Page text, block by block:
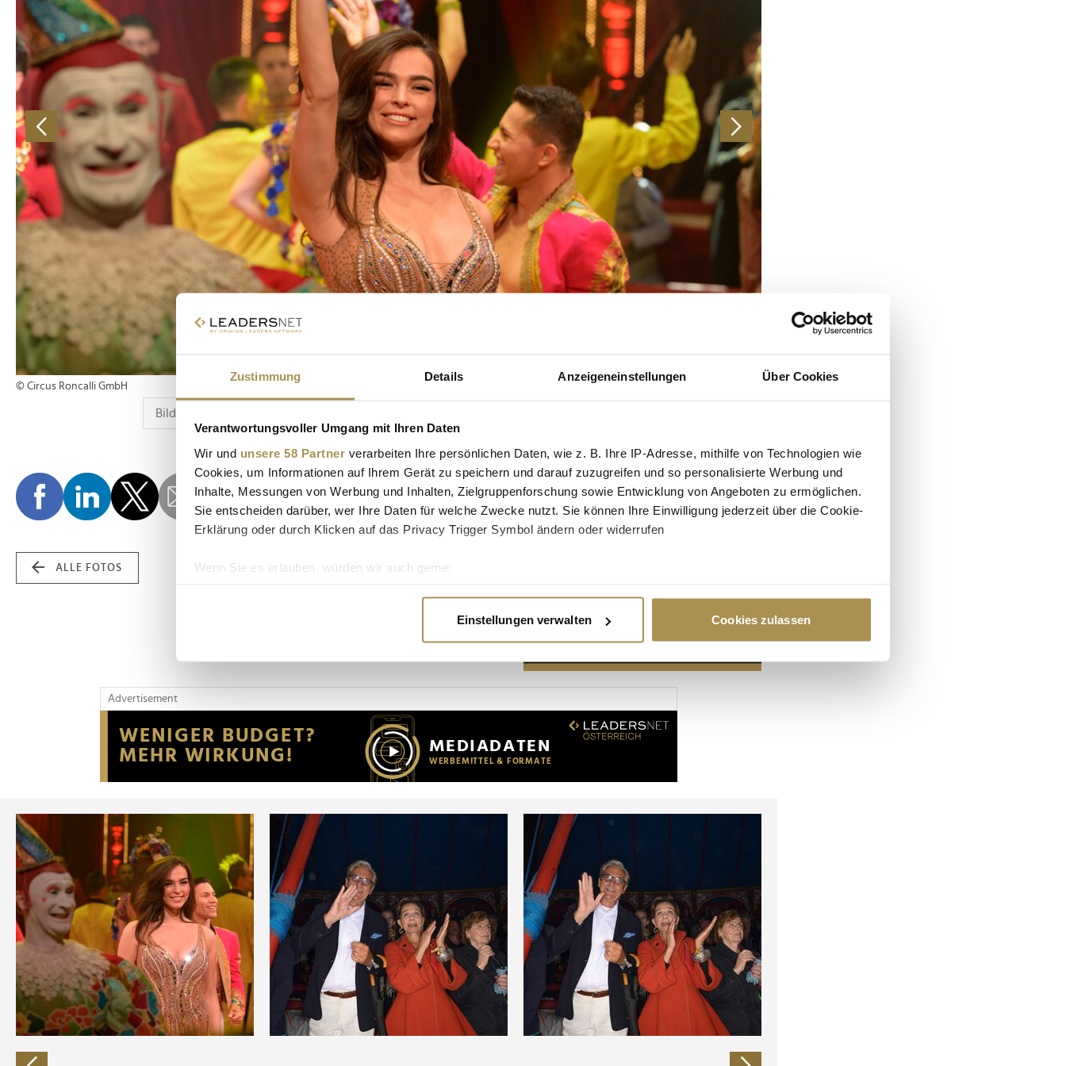
Zustimmung Details Anzeigeneinstellungen Über Cookies
Verantwortungsvoller Umgang mit Ihren Daten
Wir und unsere 58 Partner verarbeiten Ihre persönlichen Daten, wie z. B. Ihre IP-Adresse, mithilfe von Technologien wie
Cookies, um Informationen auf Ihrem Gerät zu speichern und darauf zuzugreifen und so personalisierte Werbung und
Inhalte, Messungen von Werbung und Inhalten, Zielgruppenforschung sowie Entwicklung von Angeboten zu ermöglichen.
Sie entscheiden darüber, wer Ihre Daten für welche Zwecke nutzt. Sie können Ihre Einwilligung jederzeit über die Cookie-
Erklärung oder durch Klicken auf das Privacy Trigger Symbol ändern oder widerrufen
Wenn Sie es erlauben, würden wir auch gerne:
Erfahren Sie mehr darüber, wie Ihre persönlichen Daten verarbeitet werden, und legen Sie Ihre Präferenzen im
Wir verwenden Cookies, um Inhalte und Anzeigen zu personalisieren, Funktionen für soziale Medien anbieten zu können
Website an unsere Partner für soziale Medien, Werbung und Analysen weiter. Unsere Partner führen diese Informationen
möglicherweise mit weiteren Daten zusammen, die Sie ihnen bereitgestellt haben oder die sie im Rahmen Ihrer Nutzung
der Dienste gesammelt haben.
Einstellungen verwalten Cookies zulassen
© Circus Roncalli GmbH
ALLE FOTOS
Advertisement
Advertisement